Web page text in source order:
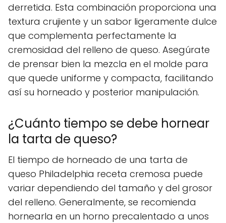
derretida. Esta combinación proporciona una
textura crujiente y un sabor ligeramente dulce
que complementa perfectamente la
cremosidad del relleno de queso. Asegúrate
de prensar bien la mezcla en el molde para
que quede uniforme y compacta, facilitando
así su horneado y posterior manipulación.
¿Cuánto tiempo se debe hornear
la tarta de queso?
El tiempo de horneado de una tarta de
queso Philadelphia receta cremosa puede
variar dependiendo del tamaño y del grosor
del relleno. Generalmente, se recomienda
hornearla en un horno precalentado a unos